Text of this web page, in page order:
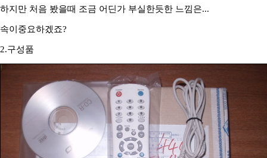
하지만 처음 봤을때 조금 어딘가 부실한듯한 느낌은...
속이중요하겠죠?
2.구성품